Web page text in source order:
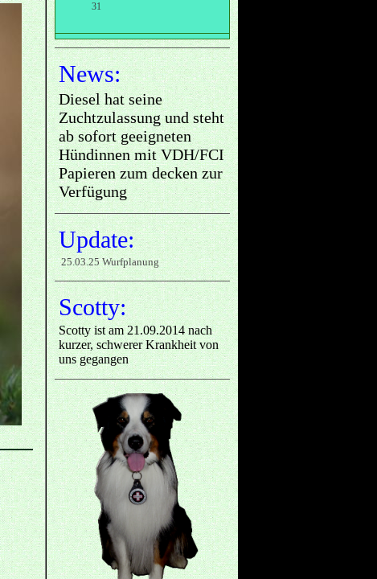
31
News:
Diesel hat seine
Zuchtzulassung und steht
ab sofort geeigneten
Hündinnen mit VDH/FCI
Papieren zum decken zur
Verfügung
Update:
25.03.25 Wurfplanung
Scotty:
Scotty ist am 21.09.2014 nach
kurzer, schwerer Krankheit von
uns gegangen